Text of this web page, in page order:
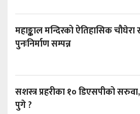
महाङ्काल मन्दिरको ऐतिहासिक
पुनःनिर्माण सम्पन्न
सशस्त्र प्रहरीका १० डिएसपीको
पुगे ?